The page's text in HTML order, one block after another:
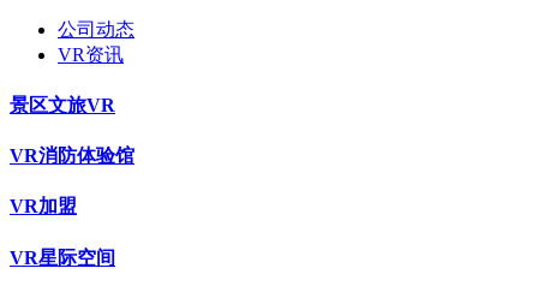
公司动态
VR资讯
景区文旅VR
VR消防体验馆
VR加盟
VR星际空间